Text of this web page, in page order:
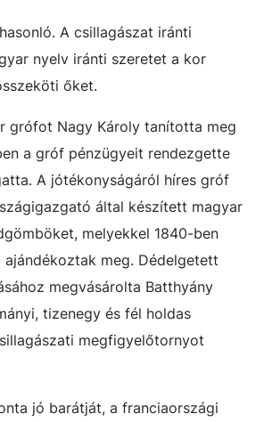
A csillagászat iránti
nyelv iránti szeretet a kor
őket.
grófot Nagy Károly tanította meg
a gróf pénzügyeit rendezgette
A jótékonyságáról híres gróf
által készített magyar
melyekkel 1840-ben
meg. Dédelgetett
megvásárolta Batthyány
tizenegy és fél holdas
megfigyelőtornyot
jó barátját, a franciaországi